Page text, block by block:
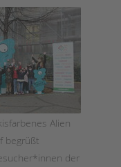
Alien
begrüßt
der